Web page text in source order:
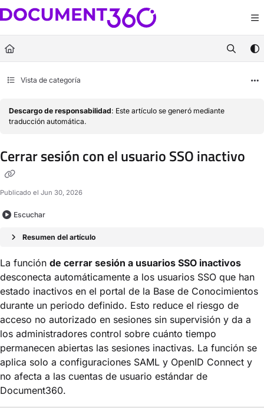
Documentation Index
Fetch the complete documentation index at:https://docs.document360.com/
Use this file to discover all available pages before exploring further.
Vista de categoría
Descargo de responsabilidad: Este artículo se generó mediante
traducción automática.
Cerrar sesión con el usuario SSO inactivo
Publicado el Jun 30, 2026
Escuchar
Resumen del artículo
La función de cerrar sesión a usuarios SSO inactivos
desconecta automáticamente a los usuarios SSO que han
estado inactivos en el portal de la Base de Conocimientos
durante un periodo definido. Esto reduce el riesgo de
acceso no autorizado en sesiones sin supervisión y da a
los administradores control sobre cuánto tiempo
permanecen abiertas las sesiones inactivas. La función se
aplica solo a configuraciones SAML y OpenID Connect y
no afecta a las cuentas de usuario estándar de
Document360.